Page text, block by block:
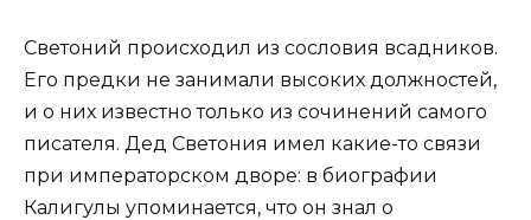
Светоний происходил из сословия всадников.
Его предки не занимали высоких должностей,
и о них известно только из сочинений самого
писателя. Дед Светония имел какие-то связи
при императорском дворе: в биографии
Калигулы упоминается, что он знал о